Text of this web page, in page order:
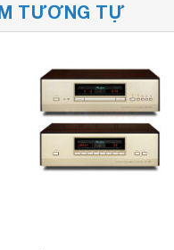
TƯƠNG TỰ